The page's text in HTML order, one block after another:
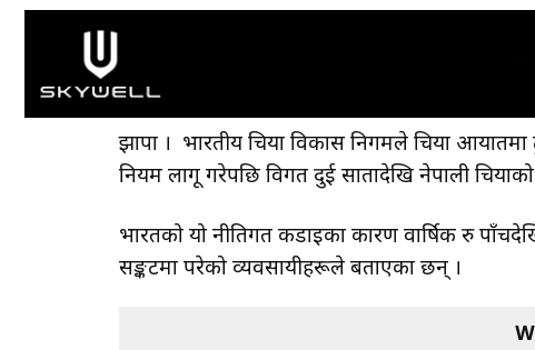
झापा । भारतीय चिया विकास निगमले चिया आयातमा
नियम लागू गरेपछि विगत दुई सातादेखि नेपाली
भारतको यो नीतिगत कडाइका कारण वार्षिक रु
सङ्कटमा परेको व्यवसायीहरूले बताएका छन् ।